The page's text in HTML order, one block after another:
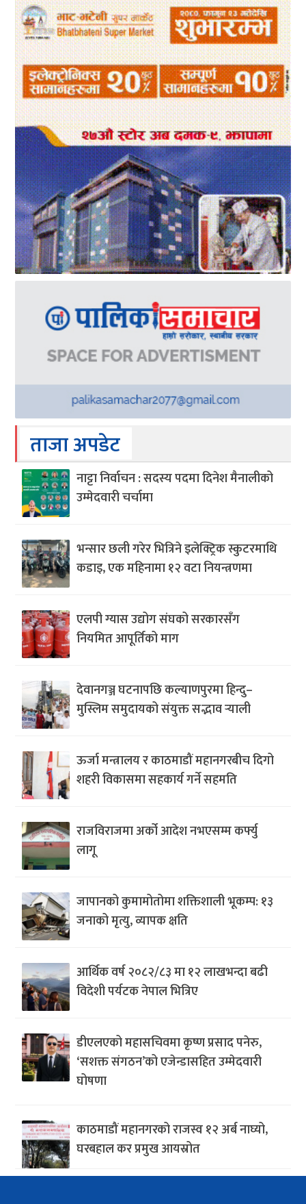
ताजा अपडेट
नाट्टा निर्वाचन : सदस्य पदमा दिनेश मैनालीको
उम्मेदवारी चर्चामा
भन्सार छली गरेर भित्रिने इलेक्ट्रिक स्कुटरमाथि
कडाइ, एक महिनामा १२ वटा नियन्त्रणमा
एलपी ग्यास उद्योग संघको सरकारसँग
नियमित आपूर्तिको माग
देवानगञ्ज घटनापछि कल्याणपुरमा हिन्दु–
मुस्लिम समुदायको संयुक्त सद्भाव र्‍याली
ऊर्जा मन्त्रालय र काठमाडौं महानगरबीच दिगो
शहरी विकासमा सहकार्य गर्ने सहमति
राजविराजमा अर्को आदेश नभएसम्म कर्फ्यु
लागू
जापानको कुमामोतोमा शक्तिशाली भूकम्प: १३
जनाको मृत्यु, व्यापक क्षति
आर्थिक वर्ष २०८२/८३ मा १२ लाखभन्दा बढी
विदेशी पर्यटक नेपाल भित्रिए
डीएलएको महासचिवमा कृष्ण प्रसाद पनेरु,
‘सशक्त संगठन’को एजेन्डासहित उम्मेदवारी
घोषणा
काठमाडौं महानगरको राजस्व १२ अर्ब नाघ्यो,
घरबहाल कर प्रमुख आयस्रोत